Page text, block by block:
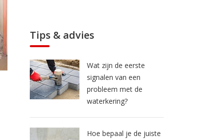
Tips & advies
Wat zijn de eerste
signalen van een
probleem met de
waterkering?
Hoe bepaal je de juiste